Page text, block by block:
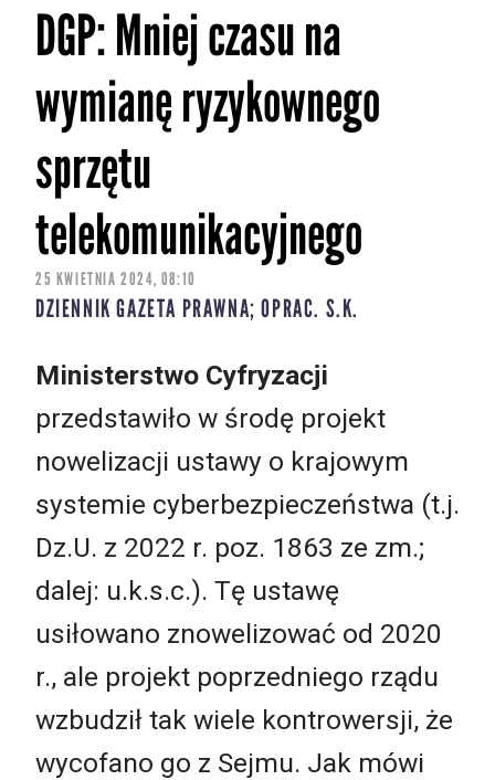
DGP: Mniej czasu na
wymianę ryzykownego
sprzętu
telekomunikacyjnego
25 KWIETNIA 2024, 08:10
DZIENNIK GAZETA PRAWNA; OPRAC. S.K.
Ministerstwo Cyfryzacji
przedstawiło w środę projekt
nowelizacji ustawy o krajowym
systemie cyberbezpieczeństwa (t.j.
Dz.U. z 2022 r. poz. 1863 ze zm.;
dalej: u.k.s.c.). Tę ustawę
usiłowano znowelizować od 2020
r., ale projekt poprzedniego rządu
wzbudził tak wiele kontrowersji, że
wycofano go z Sejmu. Jak mówi